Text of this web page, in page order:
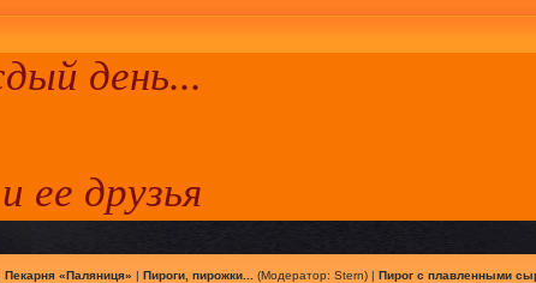
день...
ее друзья
Пекарня «Паляниця» | Пироги, пирожки... (Модератор: Stern) | Пирог с плавленными